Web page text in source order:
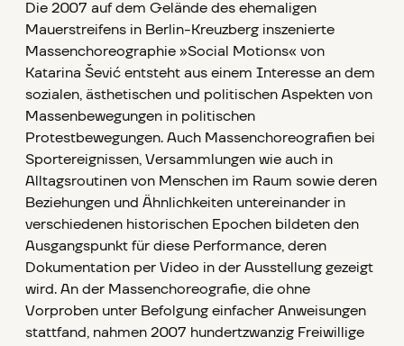
Die 2007 auf dem Gelände des ehemaligen
Mauerstreifens in Berlin-Kreuzberg inszenierte
Massenchoreographie »Social Motions« von
Katarina Šević entsteht aus einem Interesse an dem
sozialen, ästhetischen und politischen Aspekten von
Massenbewegungen in politischen
Protestbewegungen. Auch Massenchoreografien bei
Sportereignissen, Versammlungen wie auch in
Alltagsroutinen von Menschen im Raum sowie deren
Beziehungen und Ähnlichkeiten untereinander in
verschiedenen historischen Epochen bildeten den
Ausgangspunkt für diese Performance, deren
Dokumentation per Video in der Ausstellung gezeigt
wird. An der Massenchoreografie, die ohne
Vorproben unter Befolgung einfacher Anweisungen
stattfand, nahmen 2007 hundertzwanzig Freiwillige